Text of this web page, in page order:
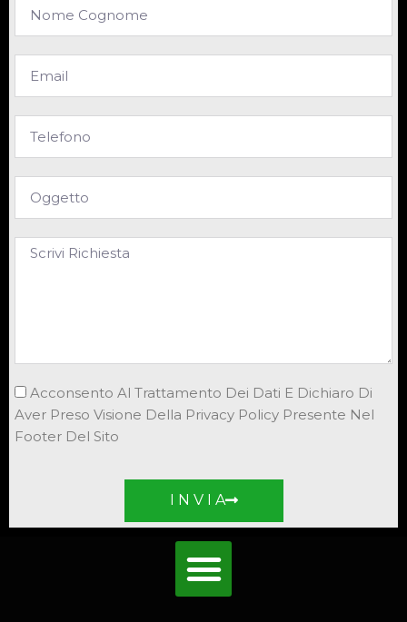
Acconsento Al Trattamento Dei Dati E Dichiaro Di
Aver Preso Visione Della Privacy Policy Presente Nel
Footer Del Sito
I N V I A